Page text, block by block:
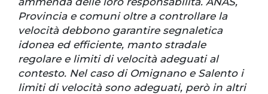
Provincia e comuni oltre a controllare la
velocità debbono garantire segnaletica
idonea ed efficiente, manto stradale
regolare e limiti di velocità adeguati al
contesto. Nel caso di Omignano e Salento i
limiti di velocità sono adeguati, però in altri